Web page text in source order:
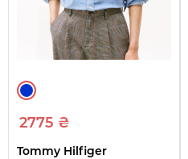
2775 ₴
Tommy Hilfiger